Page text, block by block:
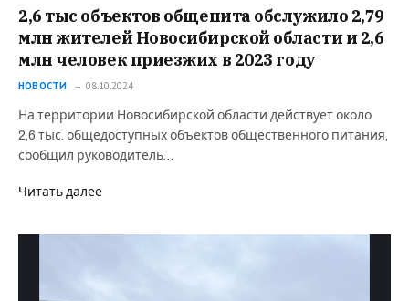
2,6 тыс объектов общепита обслужило 2,79
млн жителей Новосибирской области и 2,6
млн человек приезжих в 2023 году
НОВОСТИ 08.10.2024
На территории Новосибирской области действует около
2,6 тыс. общедоступных объектов общественного питания,
сообщил руководитель…
Читать далее